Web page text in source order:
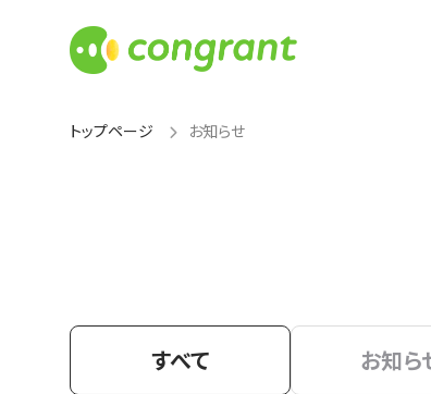
トップページ お知らせ
すべて お知ら